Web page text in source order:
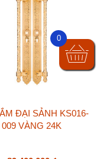
ĐẠI SẢNH KS016-
009 VÀNG 24K
0